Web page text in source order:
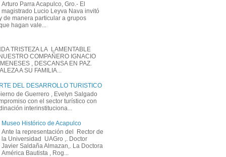
Arturo Parra Acapulco, Gro.- El
magistrado Lucio Leyva Nava invitó
de manera particular a grupos
hagan vale...
TRISTEZA LA LAMENTABLE
COMPAÑERO IGNACIO
, DESCANSA EN PAZ.
A SU FAMILIA...
DEL DESARROLLO TURISTICO
de Guerrero , Evelyn Salgado
con el sector turístico con
interinstituciona...
Museo Histórico de Acapulco
Ante la representación del Rector de
la Universidad UAGro ,. Doctor
Javier Saldaña Almazan,. La Doctora
América Bautista , Rog...